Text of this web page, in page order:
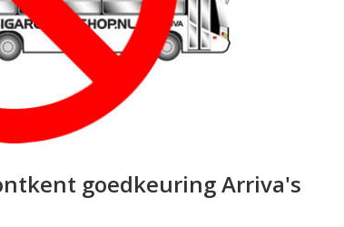
goedkeuring Arriva's